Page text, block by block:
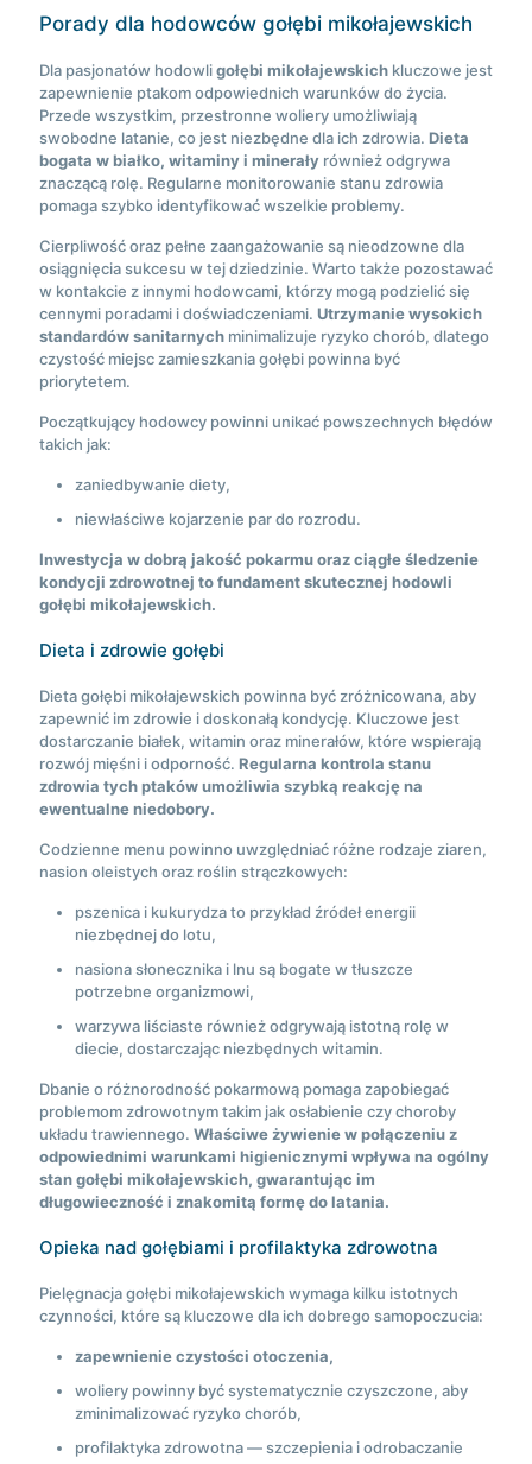
Porady dla hodowców gołębi mikołajewskich
Dla pasjonatów hodowligołębi mikołajewskich kluczowe jest
zapewnienie ptakom odpowiednich warunków do życia.
Przede wszystkim, przestronne woliery umożliwiają
swobodne latanie, co jest niezbędne dla ich zdrowia. Dieta
bogata w białko, witaminy i minerały również odgrywa
znaczącą rolę. Regularne monitorowanie stanu zdrowia
pomaga szybko identyfikować wszelkie problemy.
Cierpliwość oraz pełne zaangażowanie są nieodzowne dla
osiągnięcia sukcesu w tej dziedzinie. Warto także pozostawać
w kontakcie z innymi hodowcami, którzy mogą podzielić się
cennymi poradami i doświadczeniami. Utrzymanie wysokich
standardów sanitarnych minimalizuje ryzyko chorób, dlatego
czystość miejsc zamieszkania gołębi powinna być
priorytetem.
Początkujący hodowcy powinni unikać powszechnych błędów
takich jak:
zaniedbywanie diety,
niewłaściwe kojarzenie par do rozrodu.
Inwestycja w dobrą jakość pokarmu oraz ciągłe śledzenie
kondycji zdrowotnej to fundament skutecznej hodowli
gołębi mikołajewskich.
Dieta i zdrowie gołębi
Dieta gołębi mikołajewskich powinna być zróżnicowana, aby
zapewnić im zdrowie i doskonałą kondycję. Kluczowe jest
dostarczanie białek, witamin oraz minerałów, które wspierają
rozwój mięśni i odporność. Regularna kontrola stanu
zdrowia tych ptaków umożliwia szybką reakcję na
ewentualne niedobory.
Codzienne menu powinno uwzględniać różne rodzaje ziaren,
nasion oleistych oraz roślin strączkowych:
pszenica i kukurydza to przykład źródeł energii
niezbędnej do lotu,
nasiona słonecznika i lnu są bogate w tłuszcze
potrzebne organizmowi,
warzywa liściaste również odgrywają istotną rolę w
diecie, dostarczając niezbędnych witamin.
Dbanie o różnorodność pokarmową pomaga zapobiegać
problemom zdrowotnym takim jak osłabienie czy choroby
układu trawiennego. Właściwe żywienie w połączeniu z
odpowiednimi warunkami higienicznymi wpływa na ogólny
stan gołębi mikołajewskich, gwarantując im
długowieczność i znakomitą formę do latania.
Opieka nad gołębiami i profilaktyka zdrowotna
Pielęgnacja gołębi mikołajewskich wymaga kilku istotnych
czynności, które są kluczowe dla ich dobrego samopoczucia:
zapewnienie czystości otoczenia,
woliery powinny być systematycznie czyszczone, aby
zminimalizować ryzyko chorób,
profilaktyka zdrowotna — szczepienia i odrobaczanie